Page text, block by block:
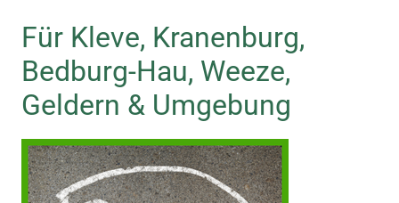
Für Kleve, Kranenburg,
Bedburg-Hau, Weeze,
Geldern & Umgebung